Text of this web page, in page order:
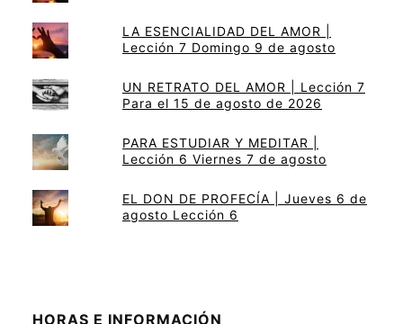
LA ESENCIALIDAD DEL AMOR |
Lección 7 Domingo 9 de agosto
UN RETRATO DEL AMOR | Lección 7
Para el 15 de agosto de 2026
PARA ESTUDIAR Y MEDITAR |
Lección 6 Viernes 7 de agosto
EL DON DE PROFECÍA | Jueves 6 de
agosto Lección 6
HORAS E INFORMACIÓN